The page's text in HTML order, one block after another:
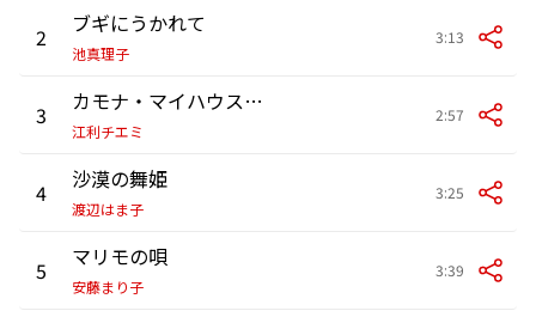
2 ブギにうかれて
池真理子
3:13
3 カモナ・マイハウス(家へおいでよ)
江利チエミ
2:57
4 沙漠の舞姫
渡辺はま子
3:25
5 マリモの唄
安藤まり子
3:39